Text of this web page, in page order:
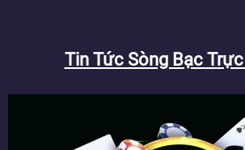
Tin Tức Sòng Bạc